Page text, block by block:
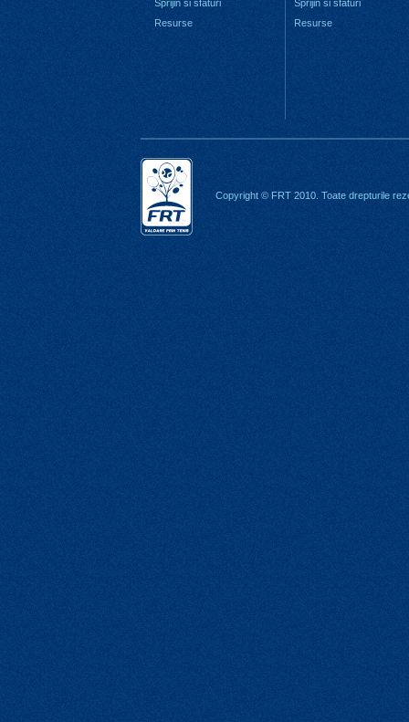
Sprijin si sfaturi
Resurse
Sprijin si sfaturi
Resurse
Copyright © FRT 2010. Toate drepturile